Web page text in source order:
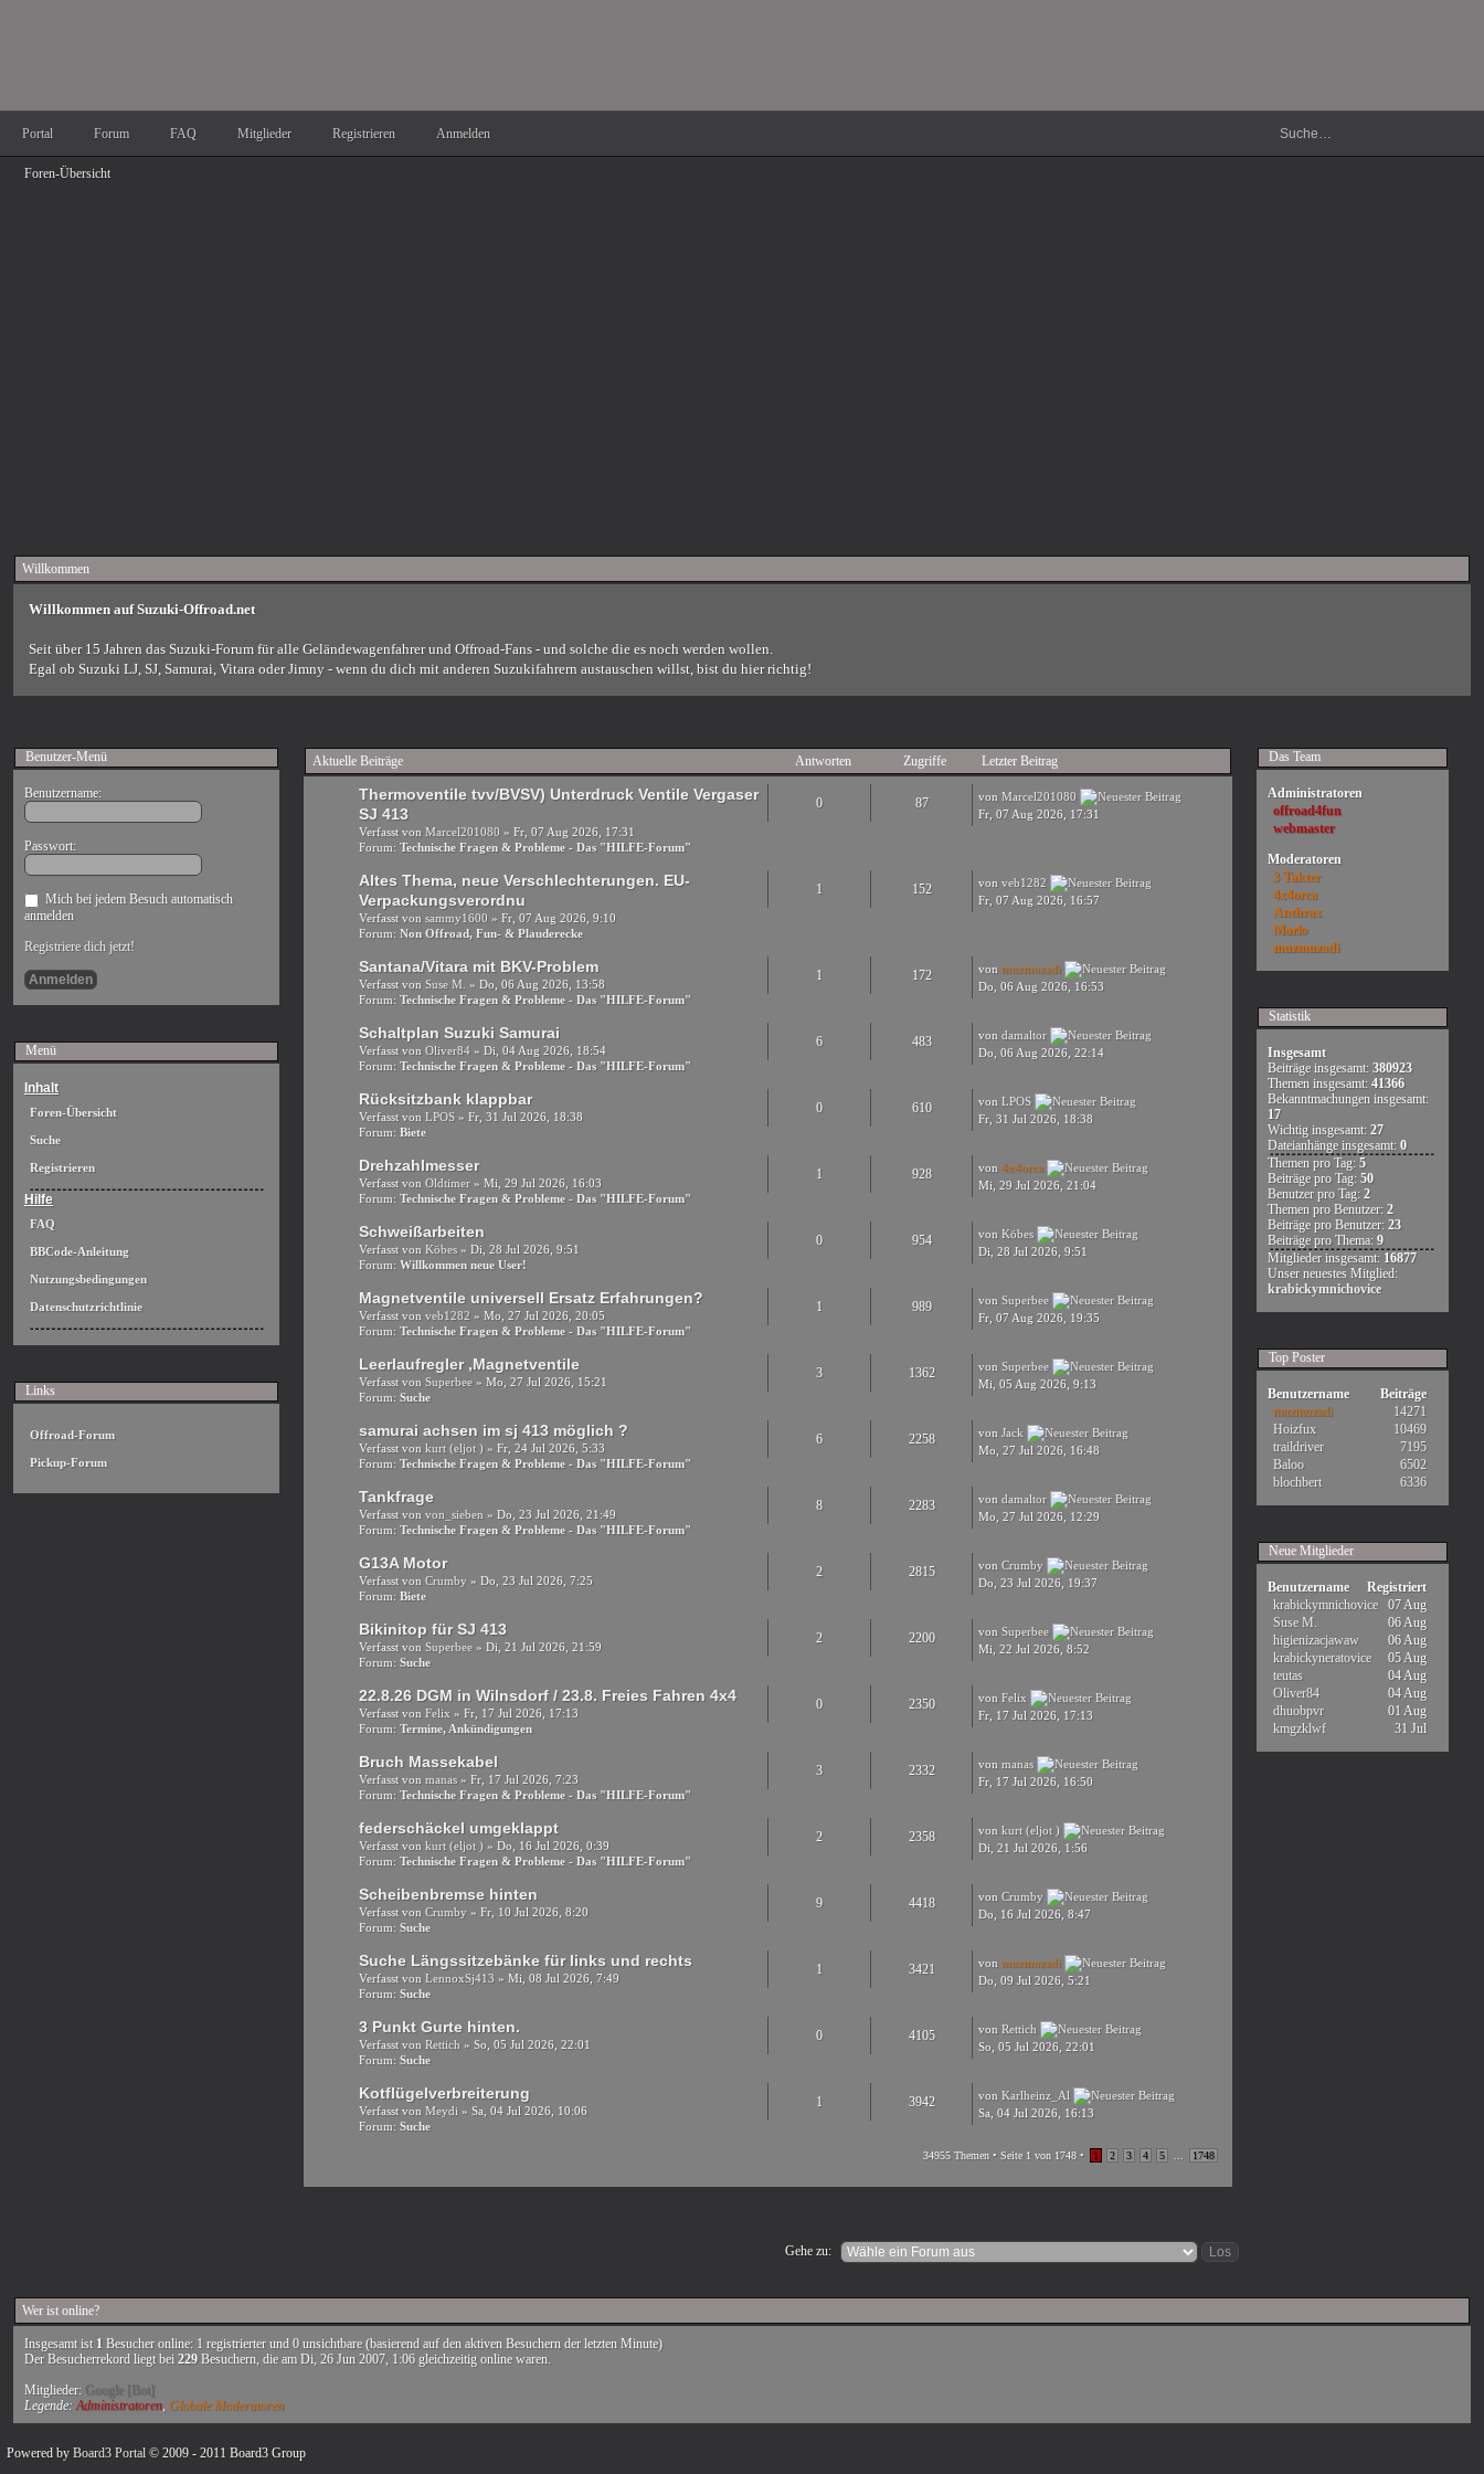
Portal Forum FAQ Mitglieder Registrieren Anmelden
Foren-Übersicht
Willkommen
Willkommen auf Suzuki-Offroad.net
Seit über 15 Jahren das Suzuki-Forum für alle Geländewagenfahrer und Offroad-Fans - und solche die es noch werden wollen.
Egal ob Suzuki LJ, SJ, Samurai, Vitara oder Jimny - wenn du dich mit anderen Suzukifahrern austauschen willst, bist du hier richtig!
Benutzer-Menü
Benutzername:
Passwort:
Mich bei jedem Besuch automatisch
anmelden
Registriere dich jetzt!
Menü
Inhalt
Foren-Übersicht
Suche
Registrieren
Hilfe
FAQ
BBCode-Anleitung
Nutzungsbedingungen
Datenschutzrichtlinie
Links
Offroad-Forum
Pickup-Forum
Aktuelle Beiträge Antworten Zugriffe Letzter Beitrag
Thermoventile tvv/BVSV) Unterdruck Ventile Vergaser
SJ 413
Verfasst vonMarcel201080 » Fr, 07 Aug 2026, 17:31
Forum:Technische Fragen & Probleme - Das "HILFE-Forum"
0 87 vonMarcel201080
Fr, 07 Aug 2026, 17:31
Altes Thema, neue Verschlechterungen. EU-
Verpackungsverordnu
Verfasst vonsammy1600 » Fr, 07 Aug 2026, 9:10
Forum:Non Offroad, Fun- & Plauderecke
1 152 vonveb1282
Fr, 07 Aug 2026, 16:57
Santana/Vitara mit BKV-Problem
Verfasst vonSuse M. » Do, 06 Aug 2026, 13:58
Forum:Technische Fragen & Probleme - Das "HILFE-Forum"
1 172 vonmuzmuzadi
Do, 06 Aug 2026, 16:53
Schaltplan Suzuki Samurai
Verfasst vonOliver84 » Di, 04 Aug 2026, 18:54
Forum:Technische Fragen & Probleme - Das "HILFE-Forum"
6 483 vondamaltor
Do, 06 Aug 2026, 22:14
Rücksitzbank klappbar
Verfasst vonLPOS » Fr, 31 Jul 2026, 18:38
Forum:Biete
0 610 vonLPOS
Fr, 31 Jul 2026, 18:38
Drehzahlmesser
Verfasst vonOldtimer » Mi, 29 Jul 2026, 16:03
Forum:Technische Fragen & Probleme - Das "HILFE-Forum"
1 928 von4x4orca
Mi, 29 Jul 2026, 21:04
Schweißarbeiten
Verfasst vonKöbes » Di, 28 Jul 2026, 9:51
Forum:Willkommen neue User!
0 954 vonKöbes
Di, 28 Jul 2026, 9:51
Magnetventile universell Ersatz Erfahrungen?
Verfasst vonveb1282 » Mo, 27 Jul 2026, 20:05
Forum:Technische Fragen & Probleme - Das "HILFE-Forum"
1 989 vonSuperbee
Fr, 07 Aug 2026, 19:35
Leerlaufregler ,Magnetventile
Verfasst vonSuperbee » Mo, 27 Jul 2026, 15:21
Forum:Suche
3 1362 vonSuperbee
Mi, 05 Aug 2026, 9:13
samurai achsen im sj 413 möglich ?
Verfasst vonkurt (eljot ) » Fr, 24 Jul 2026, 5:33
Forum:Technische Fragen & Probleme - Das "HILFE-Forum"
6 2258 vonJack
Mo, 27 Jul 2026, 16:48
Tankfrage
Verfasst vonvon_sieben » Do, 23 Jul 2026, 21:49
Forum:Technische Fragen & Probleme - Das "HILFE-Forum"
8 2283 vondamaltor
Mo, 27 Jul 2026, 12:29
G13A Motor
Verfasst vonCrumby » Do, 23 Jul 2026, 7:25
Forum:Biete
2 2815 vonCrumby
Do, 23 Jul 2026, 19:37
Bikinitop für SJ 413
Verfasst vonSuperbee » Di, 21 Jul 2026, 21:59
Forum:Suche
2 2200 vonSuperbee
Mi, 22 Jul 2026, 8:52
22.8.26 DGM in Wilnsdorf / 23.8. Freies Fahren 4x4
Verfasst vonFelix » Fr, 17 Jul 2026, 17:13
Forum:Termine, Ankündigungen
0 2350 vonFelix
Fr, 17 Jul 2026, 17:13
Bruch Massekabel
Verfasst vonmanas » Fr, 17 Jul 2026, 7:23
Forum:Technische Fragen & Probleme - Das "HILFE-Forum"
3 2332 vonmanas
Fr, 17 Jul 2026, 16:50
federschäckel umgeklappt
Verfasst vonkurt (eljot ) » Do, 16 Jul 2026, 0:39
Forum:Technische Fragen & Probleme - Das "HILFE-Forum"
2 2358 vonkurt (eljot )
Di, 21 Jul 2026, 1:56
Scheibenbremse hinten
Verfasst vonCrumby » Fr, 10 Jul 2026, 8:20
Forum:Suche
9 4418 vonCrumby
Do, 16 Jul 2026, 8:47
Suche Längssitzebänke für links und rechts
Verfasst vonLennoxSj413 » Mi, 08 Jul 2026, 7:49
Forum:Suche
1 3421 vonmuzmuzadi
Do, 09 Jul 2026, 5:21
3 Punkt Gurte hinten.
Verfasst vonRettich » So, 05 Jul 2026, 22:01
Forum:Suche
0 4105 vonRettich
So, 05 Jul 2026, 22:01
Kotflügelverbreiterung
Verfasst vonMeydi » Sa, 04 Jul 2026, 10:06
Forum:Suche
1 3942 vonKarlheinz_Al
Sa, 04 Jul 2026, 16:13
34955 Themen • Seite 1 von 1748• 1 2 3 4 5 1748
Gehe zu:
Das Team
Administratoren
offroad4fun
webmaster
Moderatoren
3 Takter
4x4orca
Anthrax
Marlo
muzmuzadi
Statistik
Insgesamt
Beiträge insgesamt: 380923
Themen insgesamt: 41366
Bekanntmachungen insgesamt:
17
Wichtig insgesamt: 27
Dateianhänge insgesamt: 0
Themen pro Tag: 5
Beiträge pro Tag: 50
Benutzer pro Tag: 2
Themen pro Benutzer: 2
Beiträge pro Benutzer: 23
Beiträge pro Thema: 9
Mitglieder insgesamt: 16877
Unser neuestes Mitglied:
krabickymnichovice
Top Poster
Benutzername
Beiträge
muzmuzadi
14271
Hoizfux
10469
traildriver
7195
Baloo
6502
blochbert
6336
Neue Mitglieder
Benutzername
Registriert
krabickymnichovice
07 Aug
Suse M.
06 Aug
higienizacjawaw
06 Aug
krabickyneratovice
05 Aug
teutas
04 Aug
Oliver84
04 Aug
dhuobpvr
01 Aug
kmgzklwf
31 Jul
Wer ist online?
Insgesamt ist 1 Besucher online: 1 registrierter und 0 unsichtbare (basierend auf den aktiven Besuchern der letzten Minute)
Der Besucherrekord liegt bei 229 Besuchern, die am Di, 26 Jun 2007, 1:06 gleichzeitig online waren.
Mitglieder: Google [Bot]
Legende:Administratoren, Globale Moderatoren
Powered by Board3 Portal © 2009 - 2011 Board3 Group